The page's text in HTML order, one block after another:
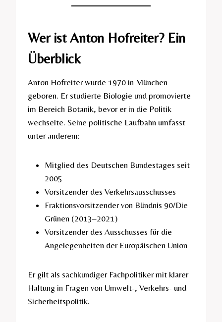
Wer ist Anton Hofreiter? Ein
Überblick
Anton Hofreiter wurde 1970 in München
geboren. Er studierte Biologie und promovierte
im Bereich Botanik, bevor er in die Politik
wechselte. Seine politische Laufbahn umfasst
unter anderem:
Mitglied des Deutschen Bundestages seit
2005
Vorsitzender des Verkehrsausschusses
Fraktionsvorsitzender von Bündnis 90/Die
Grünen (2013–2021)
Vorsitzender des Ausschusses für die
Angelegenheiten der Europäischen Union
Er gilt als sachkundiger Fachpolitiker mit klarer
Haltung in Fragen von Umwelt-, Verkehrs- und
Sicherheitspolitik.